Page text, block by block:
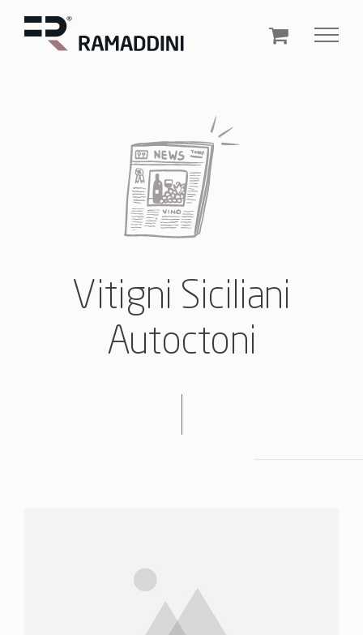
Vitigni Siciliani
Autoctoni